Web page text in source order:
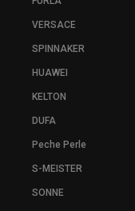
VERSACE
SPINNAKER
HUAWEI
KELTON
DUFA
Peche Perle
S-MEISTER
SONNE